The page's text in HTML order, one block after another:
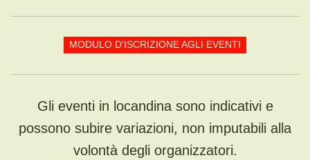
MODULO D'ISCRIZIONE AGLI EVENTI
Gli eventi in locandina sono indicativi e
possono subire variazioni, non imputabili alla
volontà degli organizzatori.